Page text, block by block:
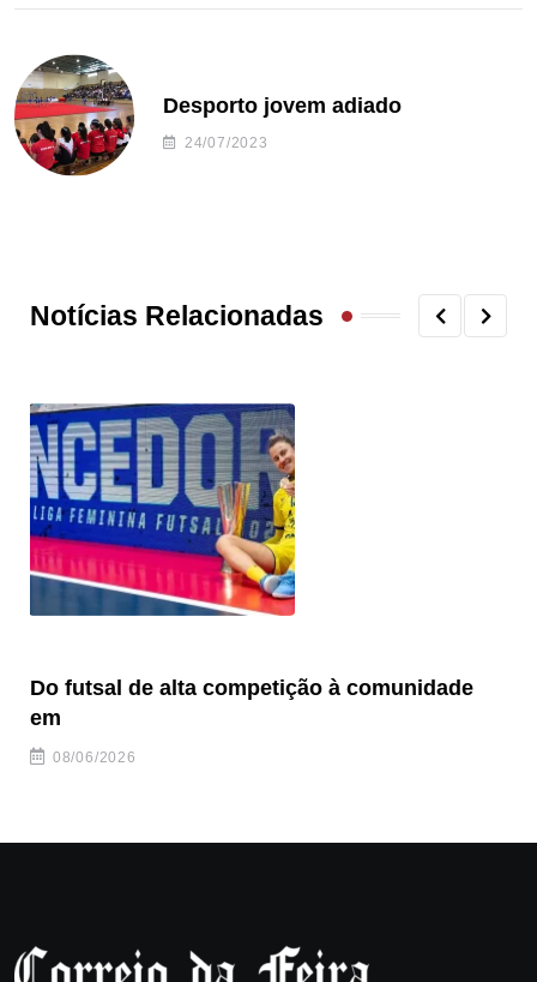
Desporto jovem adiado
24/07/2023
Notícias Relacionadas
Do futsal de alta competição à comunidade
em
08/06/2026